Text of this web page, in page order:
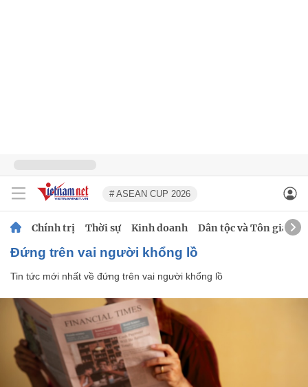
# ASEAN CUP 2026
Chính trị Thời sự Kinh doanh Dân tộc và Tôn giáo
đứng trên vai người khổng lồ
Tin tức mới nhất về đứng trên vai người khổng lồ